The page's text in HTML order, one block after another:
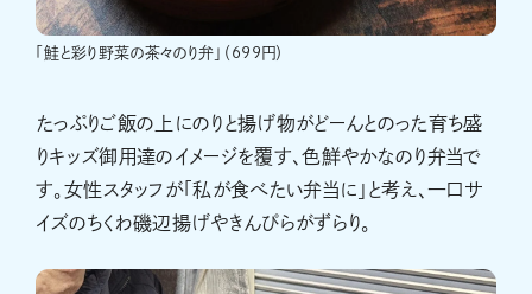
「鮭と彩り野菜の茶々のり弁」（699円）
たっぷりご飯の上にのりと揚げ物がどーんとのった育ち盛
りキッズ御用達のイメージを覆す、色鮮やかなのり弁当で
す。女性スタッフが「私が食べたい弁当に」と考え、一口サ
イズのちくわ磯辺揚げやきんぴらがずらり。